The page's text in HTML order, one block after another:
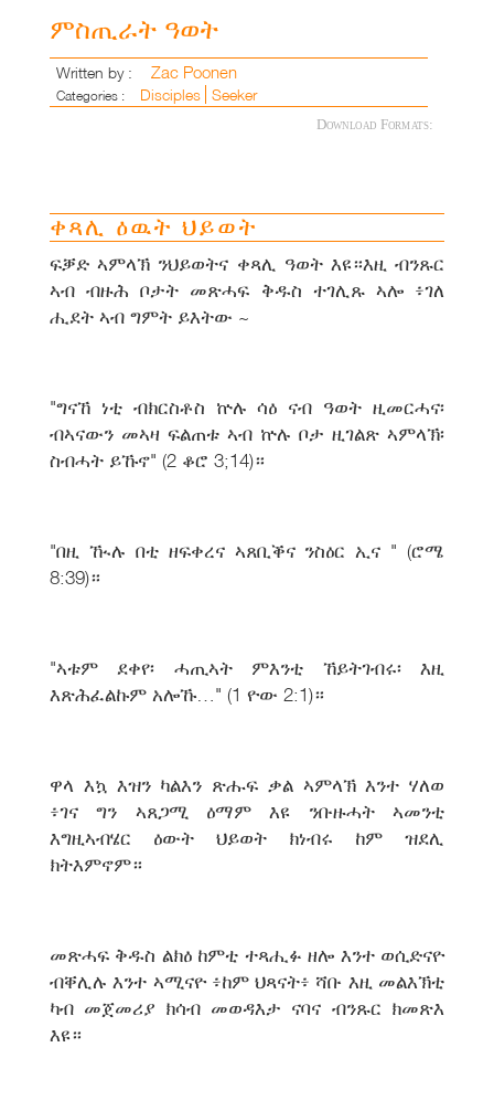
ምስጢራት ዓወት
Written by : Zac Poonen
Categories : Disciples Seeker
Download Formats:
ቀጻሊ ዕዉት ህይወት
ፍቓድ ኣምላኽ ንህይወትና ቀጻሊ ዓወት እዩ።እዚ ብንጹር
ኣብ ብዙሕ ቦታት መጽሓፍ ቅዱስ ተገሊጹ ኣሎ ፥ገለ
ሒደት ኣብ ግምት ይእትው ~
"ግናኸ ነቲ ብክርስቶስ ኵሉ ሳዕ ናብ ዓወት ዚመርሓና፡
ብኣናውን መኣዛ ፍልጠቱ ኣብ ኵሉ ቦታ ዚገልጽ ኣምላኽ፡
ስብሓት ይኹኖ" (2 ቆሮ 3;14)።
"በዚ ዂሉ በቲ ዘፍቀረና ኣጸቢቕና ንስዕር ኢና " (ሮሜ
8:39)።
"ኣቱም ደቀየ፡ ሓጢኣት ምእንቲ ኸይትገብሩ፡ እዚ
እጽሕፈልኩም አሎኹ…" (1 ዮው 2:1)።
ዋላ እኳ እዝን ካልእን ጽሑፍ ቃል ኣምላኽ እንተ ሃለወ
፥ገና ግን ኣጸጋሚ ዕማም እዩ ንቡዙሓት ኣመንቲ
እግዚኣብሄር ዕውት ህይወት ክነብሩ ከም ዝደሊ
ክትእምኖም።
መጽሓፍ ቅዱስ ልክዕ ከምቲ ተጻሒፉ ዘሎ እንተ ወሲድናዮ
ብቐሊሉ እንተ ኣሚናዮ ፥ከም ህጻናት፥ ሻቡ እዚ መልእኽቲ
ካብ መጀመሪያ ክሳብ መወዳእታ ናባና ብንጹር ክመጽእ
እዩ።